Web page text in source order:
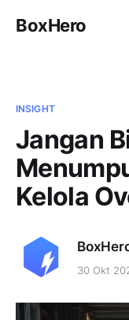
BoxHero
INSIGHT
Jangan
Kelola
30 Okt